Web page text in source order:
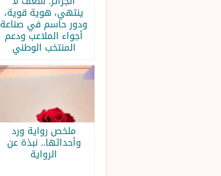
ينتهي، هوية قوية،
ودور حاسم في صناعة
أجواء الملاعب ودعم
المنتخب الوطني
ملخص رواية ورد
وأحداثها.. نبذة عن
الرواية